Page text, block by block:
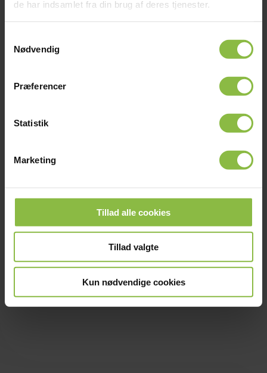
de har indsamlet fra din brug af deres tjenester.
Nødvendig
Præferencer
Statistik
Marketing
Tillad alle cookies
Tillad valgte
Kun nødvendige cookies
rundvisninger i kalenderen
Jubilardag 2026 – tilmelding er
nu åben 🎉
LÆS MERE